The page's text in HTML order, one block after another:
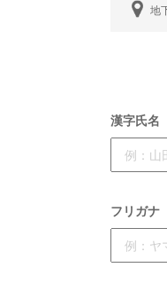
地
漢字氏名
フリガナ